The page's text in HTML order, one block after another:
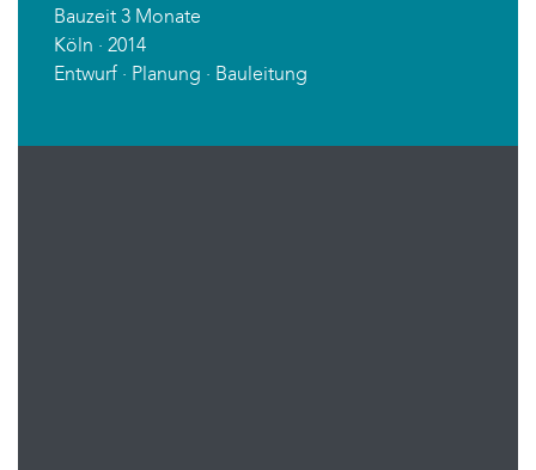
Bauzeit 3 Monate
Köln · 2014
Entwurf · Planung · Bauleitung